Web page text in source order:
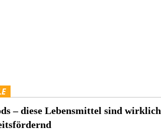
– diese Lebensmittel sind wirklich